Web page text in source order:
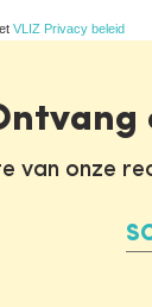
VLIZ Privacy beleid
van onze